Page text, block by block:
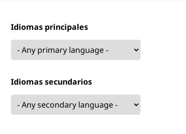
Idiomas principales
Idiomas secundarios